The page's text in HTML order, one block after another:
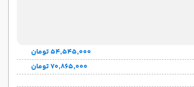
۵۴٬۵۴۵٬۰۰۰ تومان
۷۰٬۸۶۵٬۰۰۰ تومان